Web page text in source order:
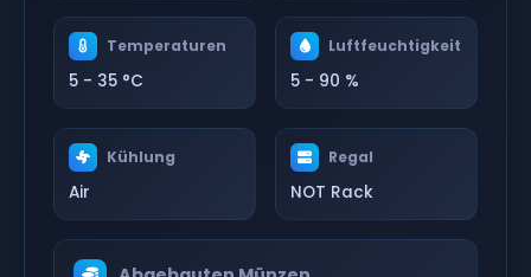
Temperaturen
5 - 35 °C
Luftfeuchtigkeit
5 - 90 %
Kühlung
Air
Regal
NOT Rack